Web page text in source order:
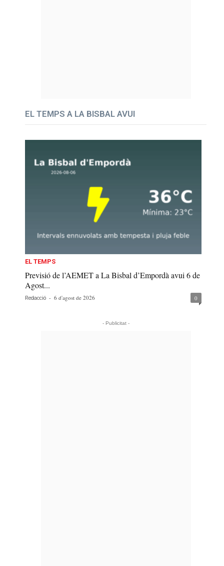
EL TEMPS A LA BISBAL AVUI
EL TEMPS
Previsió de l’AEMET a La Bisbal d’Empordà avui 6 de
Agost...
Redacció - 6 d'agost de 2026 0
- Publicitat -